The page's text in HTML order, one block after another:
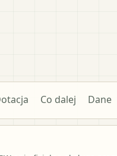
Co dalej Dane